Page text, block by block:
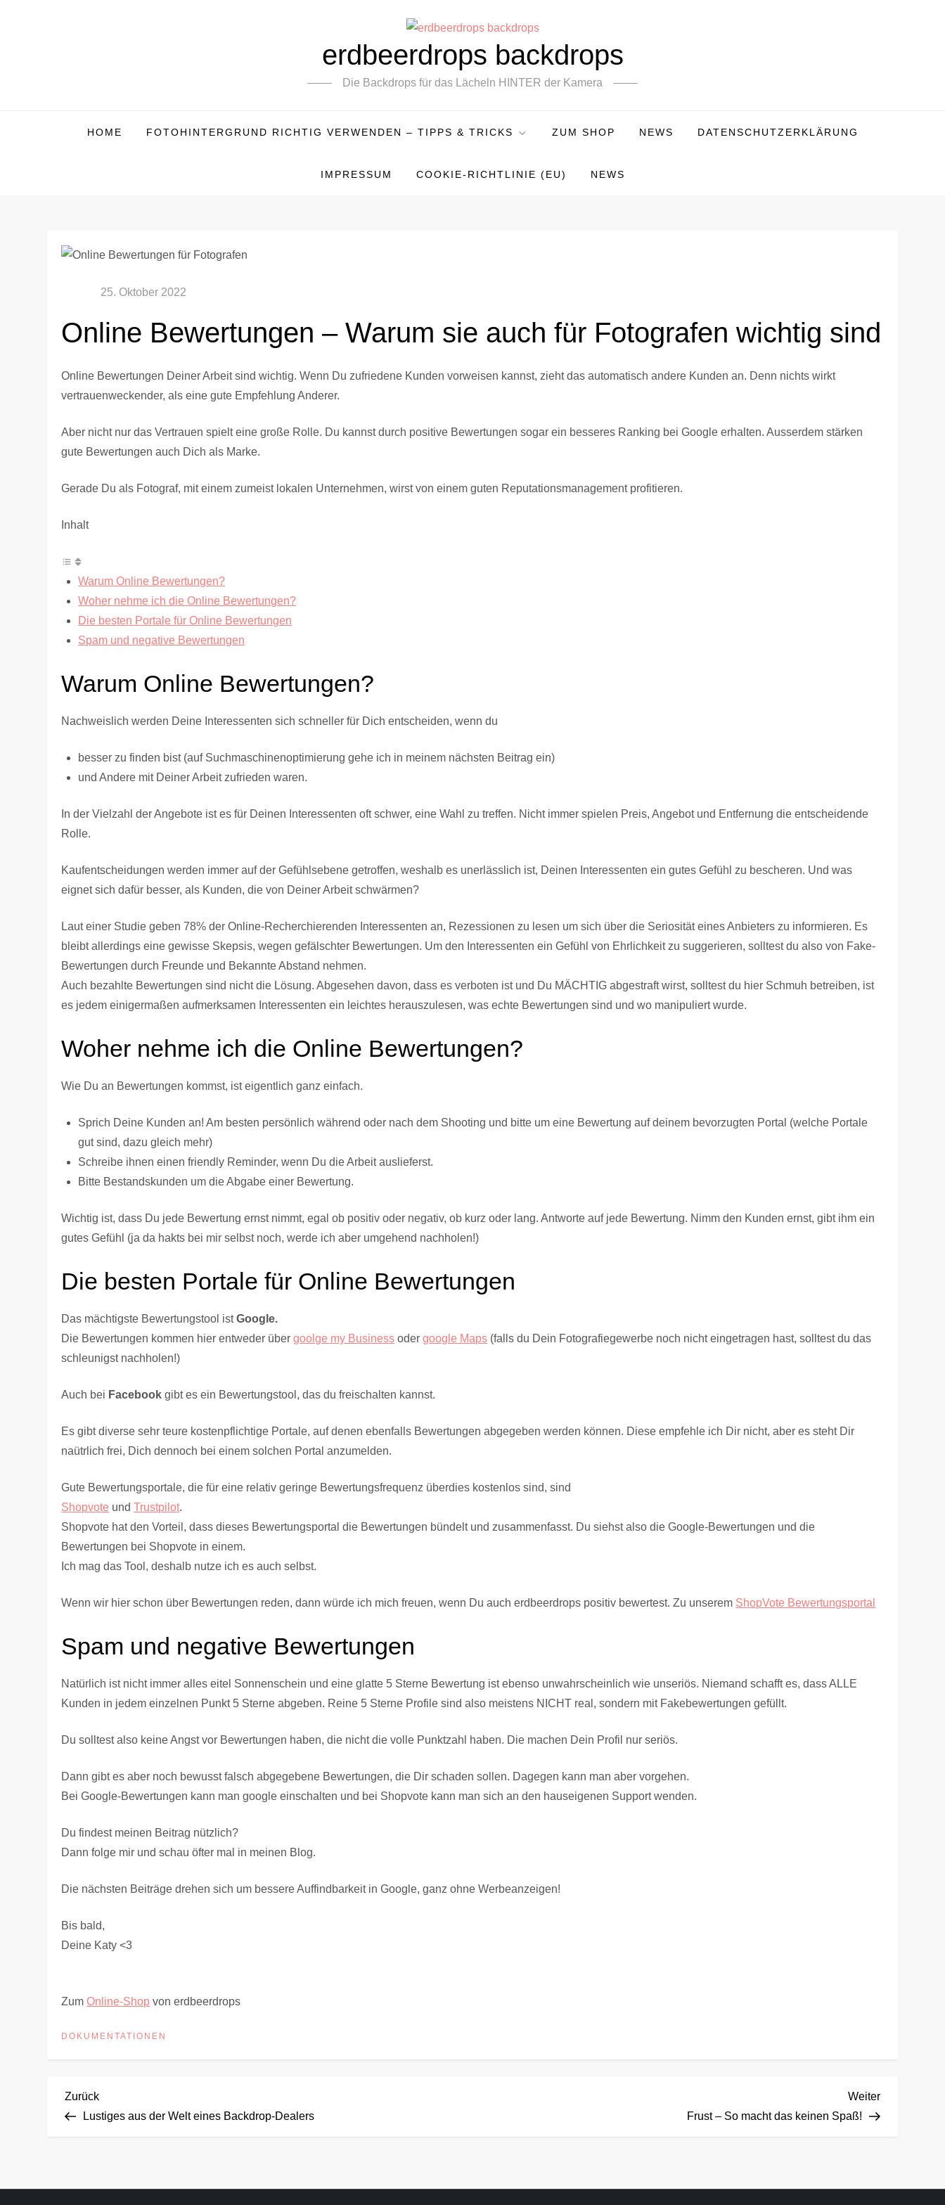
erdbeerdrops backdrops
Die Backdrops für das Lächeln HINTER der Kamera
HOME FOTOHINTERGRUND RICHTIG VERWENDEN – TIPPS & TRICKS ZUM SHOP NEWS DATENSCHUTZERKLÄRUNG
IMPRESSUM COOKIE-RICHTLINIE (EU) NEWS
Online Bewertungen – Warum sie auch für Fotografen wichtig sind
Online Bewertungen Deiner Arbeit sind wichtig. Wenn Du zufriedene Kunden vorweisen kannst, zieht das automatisch andere Kunden an. Denn nichts wirkt
vertrauenweckender, als eine gute Empfehlung Anderer.
Aber nicht nur das Vertrauen spielt eine große Rolle. Du kannst durch positive Bewertungen sogar ein besseres Ranking bei Google erhalten. Ausserdem stärken
gute Bewertungen auch Dich als Marke.
Gerade Du als Fotograf, mit einem zumeist lokalen Unternehmen, wirst von einem guten Reputationsmanagement profitieren.
Inhalt
Warum Online Bewertungen?
Woher nehme ich die Online Bewertungen?
Die besten Portale für Online Bewertungen
Spam und negative Bewertungen
Warum Online Bewertungen?
Nachweislich werden Deine Interessenten sich schneller für Dich entscheiden, wenn du
besser zu finden bist (auf Suchmaschinenoptimierung gehe ich in meinem nächsten Beitrag ein)
und Andere mit Deiner Arbeit zufrieden waren.
In der Vielzahl der Angebote ist es für Deinen Interessenten oft schwer, eine Wahl zu treffen. Nicht immer spielen Preis, Angebot und Entfernung die entscheidende
Rolle.
Kaufentscheidungen werden immer auf der Gefühlsebene getroffen, weshalb es unerlässlich ist, Deinen Interessenten ein gutes Gefühl zu bescheren. Und was
eignet sich dafür besser, als Kunden, die von Deiner Arbeit schwärmen?
Laut einer Studie geben 78% der Online-Recherchierenden Interessenten an, Rezessionen zu lesen um sich über die Seriosität eines Anbieters zu informieren. Es
bleibt allerdings eine gewisse Skepsis, wegen gefälschter Bewertungen. Um den Interessenten ein Gefühl von Ehrlichkeit zu suggerieren, solltest du also von Fake-
Bewertungen durch Freunde und Bekannte Abstand nehmen.
Auch bezahlte Bewertungen sind nicht die Lösung. Abgesehen davon, dass es verboten ist und Du MÄCHTIG abgestraft wirst, solltest du hier Schmuh betreiben, ist
es jedem einigermaßen aufmerksamen Interessenten ein leichtes herauszulesen, was echte Bewertungen sind und wo manipuliert wurde.
Woher nehme ich die Online Bewertungen?
Wie Du an Bewertungen kommst, ist eigentlich ganz einfach.
Sprich Deine Kunden an! Am besten persönlich während oder nach dem Shooting und bitte um eine Bewertung auf deinem bevorzugten Portal (welche Portale
gut sind, dazu gleich mehr)
Schreibe ihnen einen friendly Reminder, wenn Du die Arbeit auslieferst.
Bitte Bestandskunden um die Abgabe einer Bewertung.
Wichtig ist, dass Du jede Bewertung ernst nimmt, egal ob positiv oder negativ, ob kurz oder lang. Antworte auf jede Bewertung. Nimm den Kunden ernst, gibt ihm ein
gutes Gefühl (ja da hakts bei mir selbst noch, werde ich aber umgehend nachholen!)
Die besten Portale für Online Bewertungen
Das mächtigste Bewertungstool istGoogle.
Die Bewertungen kommen hier entweder übergoolge my Business odergoogle Maps (falls du Dein Fotografiegewerbe noch nicht eingetragen hast, solltest du das
schleunigst nachholen!)
Auch bei Facebook gibt es ein Bewertungstool, das du freischalten kannst.
Es gibt diverse sehr teure kostenpflichtige Portale, auf denen ebenfalls Bewertungen abgegeben werden können. Diese empfehle ich Dir nicht, aber es steht Dir
naütrlich frei, Dich dennoch bei einem solchen Portal anzumelden.
Gute Bewertungsportale, die für eine relativ geringe Bewertungsfrequenz überdies kostenlos sind, sind
Shopvote undTrustpilot.
Shopvote hat den Vorteil, dass dieses Bewertungsportal die Bewertungen bündelt und zusammenfasst. Du siehst also die Google-Bewertungen und die
Bewertungen bei Shopvote in einem.
Ich mag das Tool, deshalb nutze ich es auch selbst.
Wenn wir hier schon über Bewertungen reden, dann würde ich mich freuen, wenn Du auch erdbeerdrops positiv bewertest. Zu unserem ShopVote Bewertungsportal
Spam und negative Bewertungen
Natürlich ist nicht immer alles eitel Sonnenschein und eine glatte 5 Sterne Bewertung ist ebenso unwahrscheinlich wie unseriös. Niemand schafft es, dass ALLE
Kunden in jedem einzelnen Punkt 5 Sterne abgeben. Reine 5 Sterne Profile sind also meistens NICHT real, sondern mit Fakebewertungen gefüllt.
Du solltest also keine Angst vor Bewertungen haben, die nicht die volle Punktzahl haben. Die machen Dein Profil nur seriös.
Dann gibt es aber noch bewusst falsch abgegebene Bewertungen, die Dir schaden sollen. Dagegen kann man aber vorgehen.
Bei Google-Bewertungen kann man google einschalten und bei Shopvote kann man sich an den hauseigenen Support wenden.
Du findest meinen Beitrag nützlich?
Dann folge mir und schau öfter mal in meinen Blog.
Die nächsten Beiträge drehen sich um bessere Auffindbarkeit in Google, ganz ohne Werbeanzeigen!
Bis bald,
Deine Katy <3
ZumOnline-Shop von erdbeerdrops
DOKUMENTATIONEN
B
Vorheriger
Beitrag
Zurück
Lustiges aus der Welt eines Backdrop-Dealers
Nächster
Beitrag
Weiter
Frust – So macht das keinen Spaß!